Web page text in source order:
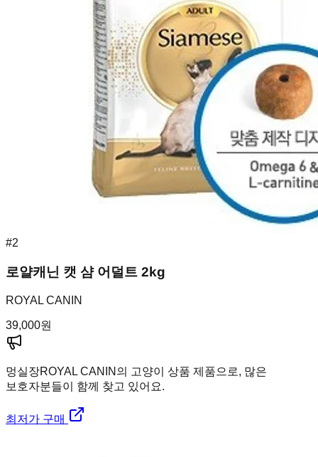
#2
로얄캐닌 캣 샴 어덜트 2kg
ROYAL CANIN
39,000원
멍실장ROYAL CANIN의 고양이 상품 제품으로, 많은
보호자분들이 함께 찾고 있어요.
최저가 구매